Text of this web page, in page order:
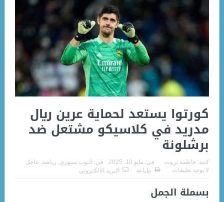
كورتوا يستعد لحماية عرين ريال
مدريد في كلاسيكو مشتعل ضد
برشلونة
كتبه: فاطمة ثروت فى: مايو 10, 2025 فى: التوب ستوري, رياضة, عاجل
لا يوجد تعليقات
طباعة البريد الالكترونى
بسملة الجمل